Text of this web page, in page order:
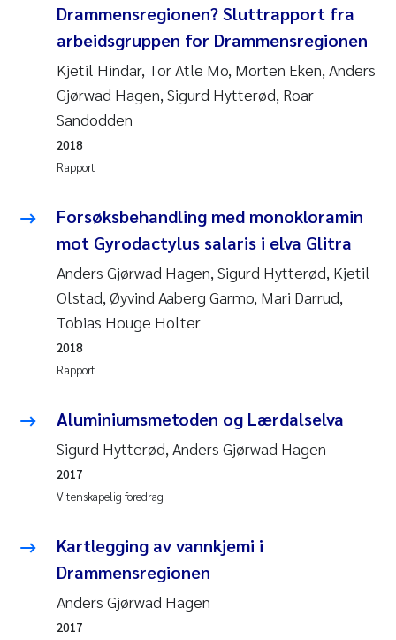
Drammensregionen? Sluttrapport fra
arbeidsgruppen for Drammensregionen
Kjetil Hindar, Tor Atle Mo, Morten Eken, Anders
Gjørwad Hagen, Sigurd Hytterød, Roar
Sandodden
Rapport
2018
Forsøksbehandling med monokloramin
mot Gyrodactylus salaris i elva Glitra
Anders Gjørwad Hagen, Sigurd Hytterød, Kjetil
Olstad, Øyvind Aaberg Garmo, Mari Darrud,
Tobias Houge Holter
Rapport
2018
Aluminiumsmetoden og Lærdalselva
Sigurd Hytterød, Anders Gjørwad Hagen
Vitenskapelig foredrag
2017
Kartlegging av vannkjemi i
Drammensregionen
Anders Gjørwad Hagen
2017